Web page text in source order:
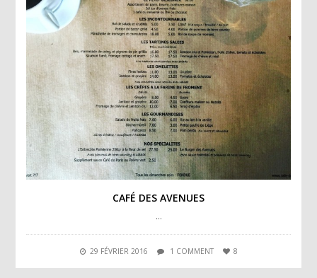
CAFÉ DES AVENUES
…
29 FÉVRIER 2016 1 COMMENT 8